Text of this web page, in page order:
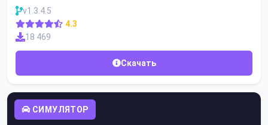
v1.3.4.5
4.3
18 469
Скачать
СИМУЛЯТОР